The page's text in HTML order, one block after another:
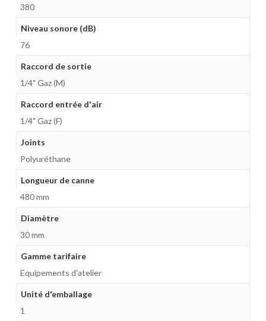
380
Niveau sonore (dB)
76
Raccord de sortie
1/4" Gaz (M)
Raccord entrée d'air
1/4" Gaz (F)
Joints
Polyuréthane
Longueur de canne
480 mm
Diamètre
30 mm
Gamme tarifaire
Equipements d'atelier
Unité d'emballage
1